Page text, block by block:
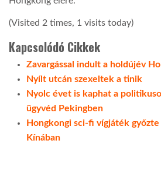
(Visited 2 times, 1 visits today)
Kapcsolódó Cikkek
Zavargással indult a holdújév
Nyílt utcán szexeltek a tinik
Nyolc évet is kaphat a
ügyvéd Pekingben
Hongkongi sci-fi vígjáték
Kínában